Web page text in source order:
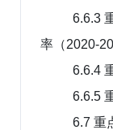
6.6.3
率（2020-
6.6.4
6.6.5
6.7 重